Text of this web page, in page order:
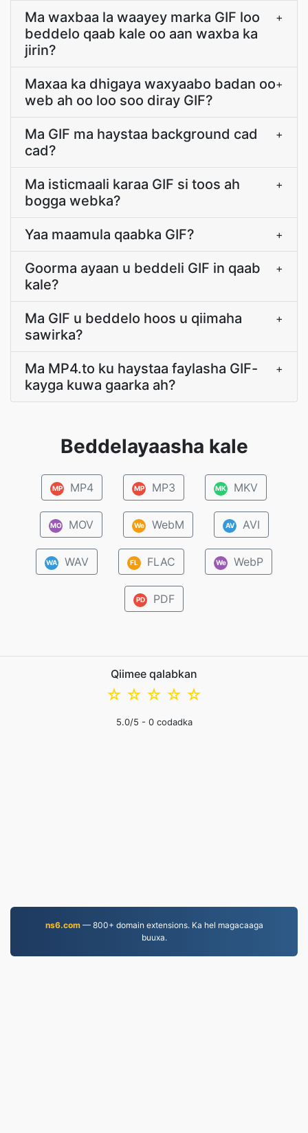
Ma waxbaa la waayey marka GIF loo
beddelo qaab kale oo aan waxba ka
jirin?
+
Maxaa ka dhigaya waxyaabo badan oo
web ah oo loo soo diray GIF?
+
Ma GIF ma haystaa background cad
cad?
+
Ma isticmaali karaa GIF si toos ah
bogga webka?
+
Yaa maamula qaabka GIF? +
Goorma ayaan u beddeli GIF in qaab
kale?
+
Ma GIF u beddelo hoos u qiimaha
sawirka?
+
Ma MP4.to ku haystaa faylasha GIF-
kayga kuwa gaarka ah?
+
Beddelayaasha kale
MP MP4 MP MP3 MK MKV
MO MOV We WebM AV AVI
WA WAV FL FLAC We WebP
PD PDF
Qiimee qalabkan
☆
☆
☆
☆
☆
5.0/5 - 0codadka
ns6.com— 800+ domain extensions. Ka hel magacaaga
buuxa.